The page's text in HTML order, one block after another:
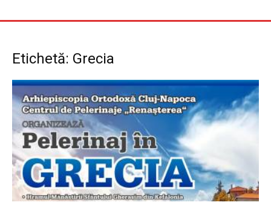
Etichetă: Grecia